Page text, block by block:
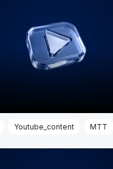
Youtube_content MTT